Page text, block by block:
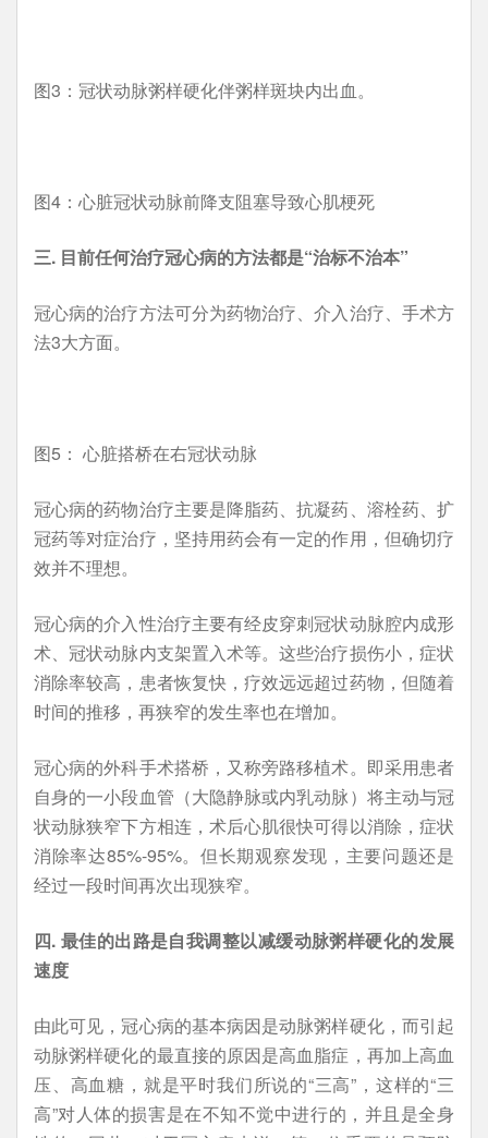
图3：冠状动脉粥样硬化伴粥样斑块内出血。
图4：心脏冠状动脉前降支阻塞导致心肌梗死
三. 目前任何治疗冠心病的方法都是“治标不治本”
冠心病的治疗方法可分为药物治疗、介入治疗、手术方
法3大方面。
图5： 心脏搭桥在右冠状动脉
冠心病的药物治疗主要是降脂药、抗凝药、溶栓药、扩
冠药等对症治疗，坚持用药会有一定的作用，但确切疗
效并不理想。
冠心病的介入性治疗主要有经皮穿刺冠状动脉腔内成形
术、冠状动脉内支架置入术等。这些治疗损伤小，症状
消除率较高，患者恢复快，疗效远远超过药物，但随着
时间的推移，再狭窄的发生率也在增加。
冠心病的外科手术搭桥，又称旁路移植术。即采用患者
自身的一小段血管（大隐静脉或内乳动脉）将主动与冠
状动脉狭窄下方相连，术后心肌很快可得以消除，症状
消除率达85%-95%。但长期观察发现，主要问题还是
经过一段时间再次出现狭窄。
四. 最佳的出路是自我调整以减缓动脉粥样硬化的发展
速度
由此可见，冠心病的基本病因是动脉粥样硬化，而引起
动脉粥样硬化的最直接的原因是高血脂症，再加上高血
压、高血糖，就是平时我们所说的“三高”，这样的“三
高”对人体的损害是在不知不觉中进行的，并且是全身